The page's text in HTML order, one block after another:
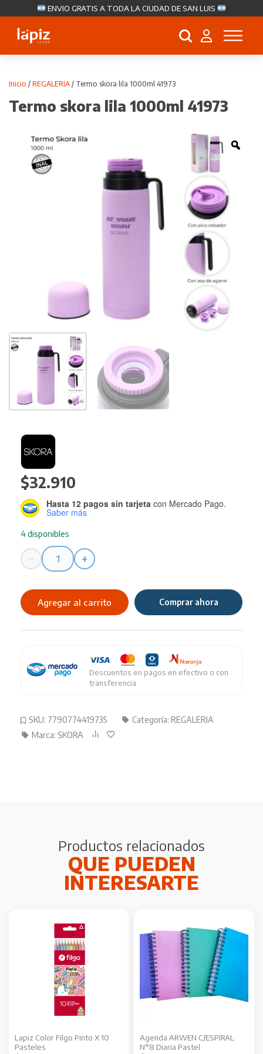
ENVIO GRATIS A TODA LA CIUDAD DE SAN LUIS
Búsqueda
Inicio / REGALERIA / Termo skora lila 1000ml 41973
Termo skora lila 1000ml 41973
$32.910
4 disponibles
Hasta 12 pagos sin tarjeta con Mercado Pago.
Saber más
−
Termo
lila
1000ml
+
Agregar al carrito Comprar ahora
SKU: 7790774419735 Categoría: REGALERIA
Marca: SKORA
Descuentos en pagos en efectivo o con
transferencia
Productos relacionados
Lapiz Color Filgo Pinto X 10
Pasteles
Agenda ARWEN C/ESPIRAL
N°8 Diaria Pastel
producto
tiene
múltiples
variantes.
Las
pueden